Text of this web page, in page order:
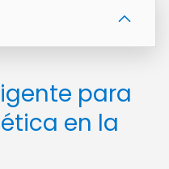
para
en la